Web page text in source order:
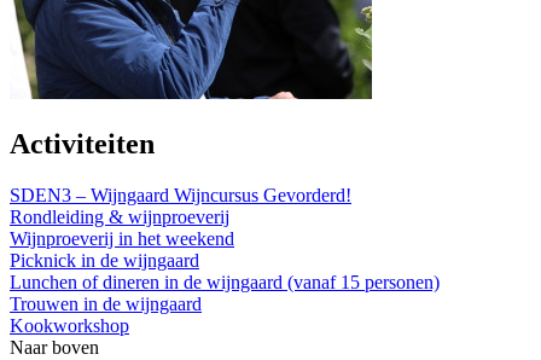
Activiteiten
SDEN3 – Wijngaard Wijncursus Gevorderd!
Rondleiding & wijnproeverij
Wijnproeverij in het weekend
Picknick in de wijngaard
Lunchen of dineren in de wijngaard (vanaf 15 personen)
Trouwen in de wijngaard
Kookworkshop
Naar boven